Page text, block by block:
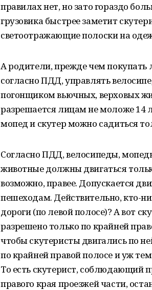
правилах нет, но зато гораздо
грузовика быстрее заметит
светоотражающие полоски на
А родители, прежде чем
согласно ПДД, управлять
погонщиком вьючных, верховых
разрешается лицам не моложе 14
мопед и скутер можно садиться
Согласно ПДД, велосипеды,
животные должны двигаться
возможно, правее. Допускается
пешеходам. Действительно, кто-
дороги (по левой полосе)? А вот
разрешено только по крайней
чтобы скутеристы двигались по
по крайней правой полосе и уж
То есть скутерист, соблюдающий
правого края проезжей части,